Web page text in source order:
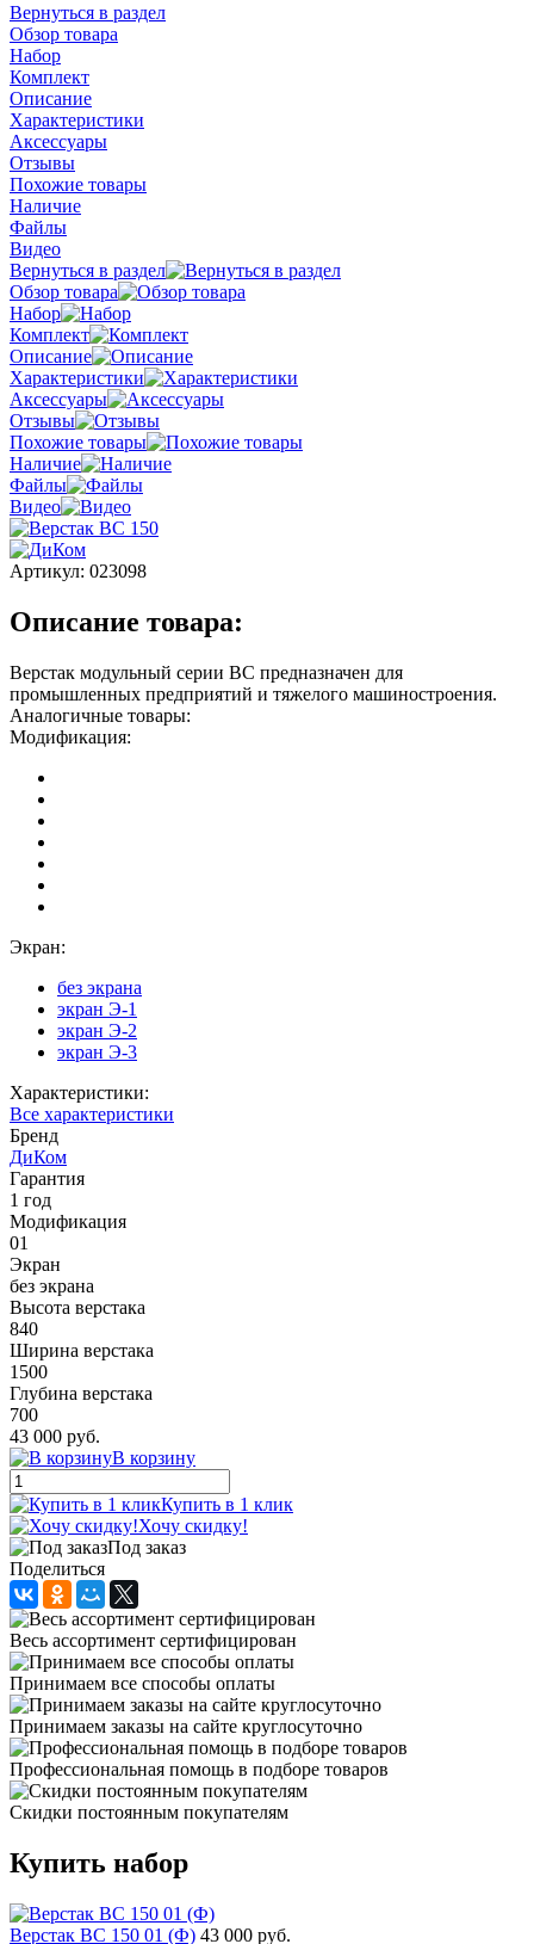
Вернуться в раздел
Обзор товара
Набор
Комплект
Описание
Характеристики
Аксессуары
Отзывы
Похожие товары
Наличие
Файлы
Видео
Вернуться в раздел
Обзор товара
Набор
Комплект
Описание
Характеристики
Аксессуары
Отзывы
Похожие товары
Наличие
Файлы
Видео
Артикул: 023098
Описание товара:
Верстак модульный серии ВС предназначен для
промышленных предприятий и тяжелого машиностроения.
Аналогичные товары:
Модификация:
Экран:
без экрана
экран Э-1
экран Э-2
экран Э-3
Характеристики:
Все характеристики
Бренд
ДиКом
Гарантия
1 год
Модификация
01
Экран
без экрана
Высота верстака
840
Ширина верстака
1500
Глубина верстака
700
43 000 руб.
В корзину
Купить в 1 клик
Хочу скидку!
Под заказ
Поделиться
Весь ассортимент сертифицирован
Принимаем все способы оплаты
Принимаем заказы на сайте круглосуточно
Профессиональная помощь в подборе товаров
Скидки постоянным покупателям
Купить набор
Верстак ВС 150 01 (Ф) 43 000 руб.